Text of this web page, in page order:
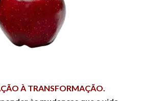
À TRANSFORMAÇÃO.